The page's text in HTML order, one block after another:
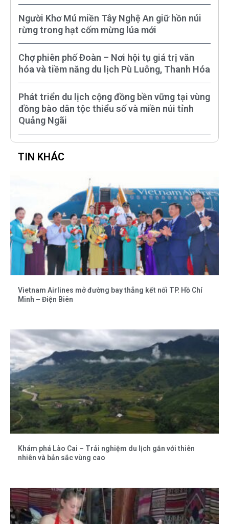
Người Khơ Mú miền Tây Nghệ An giữ hồn núi
rừng trong hạt cốm mừng lúa mới
Chợ phiên phố Đoàn – Nơi hội tụ giá trị văn
hóa và tiềm năng du lịch Pù Luông, Thanh Hóa
Phát triển du lịch cộng đồng bền vững tại vùng
đồng bào dân tộc thiểu số và miền núi tỉnh
Quảng Ngãi
TIN KHÁC
Vietnam Airlines mở đường bay thẳng kết nối TP. Hồ Chí
Minh – Điện Biên
Khám phá Lào Cai – Trải nghiệm du lịch gắn với thiên
nhiên và bản sắc vùng cao